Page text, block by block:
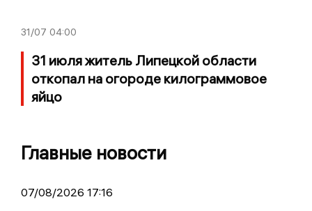
31/07 04:00
31 июля житель Липецкой области
откопал на огороде килограммовое
яйцо
Главные новости
07/08/2026 17:16